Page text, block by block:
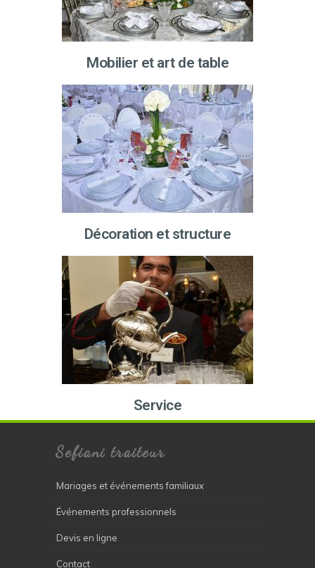
Mobilier et art de table
Décoration et structure
Service
Sefiani traiteur
Mariages et événements familiaux
Événements professionnels
Devis en ligne
Contact